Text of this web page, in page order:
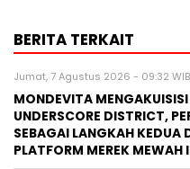
BERITA TERKAIT
Jumat, 7 Agustus 2026 - 09:32 WIB
MONDEVITA
UNDERSCORE DISTRICT,
SEBAGAI LANGKAH KEDUA
PLATFORM MEREK MEWAH